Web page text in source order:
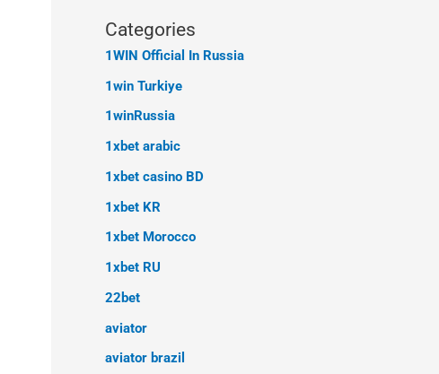
Categories
1WIN Official In Russia
1win Turkiye
1winRussia
1xbet arabic
1xbet casino BD
1xbet KR
1xbet Morocco
1xbet RU
22bet
aviator
aviator brazil